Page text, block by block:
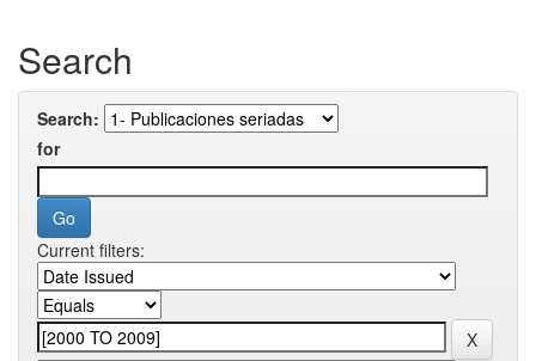
Search
Search:
for
Current filters: